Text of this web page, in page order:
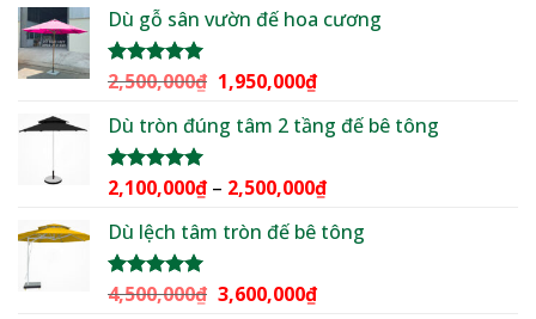
5 sao
là:
tại
2,299,000₫.
Dù gỗ sân vườn đế hoa cương
Được xếp
5 sao
2,500,000₫ Giá
là:
1,950,000₫Giá
tại
1,950,000₫.
Dù tròn đúng tâm 2 tầng đế bê tông
Được xếp
5 sao
2,100,000₫ – 2,500,000₫Khoảng
từ
Dù lệch tâm tròn đế bê tông
Được xếp
4,500,000₫ Giá
3,600,000₫Giá